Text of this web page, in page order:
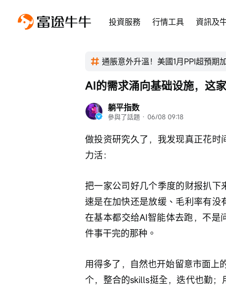
投資服務 行情工具 資訊及
通脹意外升溫！美國1月PPI超預期
躺平指数
參與了話題 · 06/08 09:18
AI的需求涌向基础设施，这
做投资研究久了，我发现真正花
力活：
把一家公司好几个季度的财报扒
速是在加快还是放缓、毛利率有
在基本都交给AI智能体去跑，不
件事干完的那种。
用得多了，自然也开始留意市面上
个，整合的skills挺全，迭代也勤